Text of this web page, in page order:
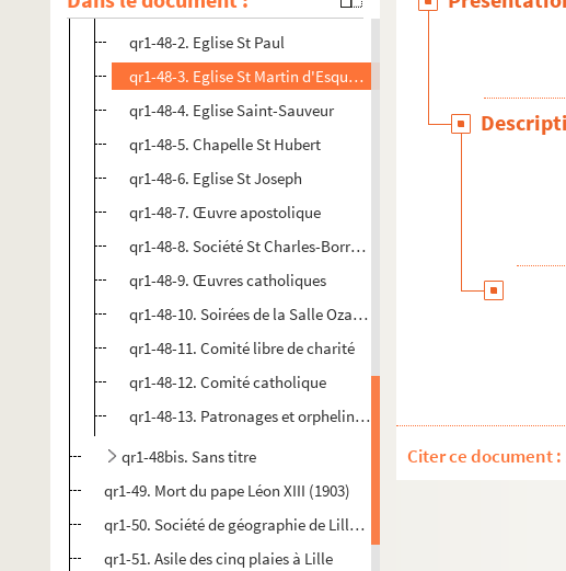
qr1-48-1. Eglise St Pierre
qr1-48-2. Eglise St Paul
qr1-48-3. Eglise St Martin d'Esquermes
qr1-48-4. Eglise Saint-Sauveur
qr1-48-5. Chapelle St Hubert
qr1-48-6. Eglise St Joseph
qr1-48-7. Œuvre apostolique
qr1-48-8. Société St Charles-Borromée
qr1-48-9. Œuvres catholiques
qr1-48-10. Soirées de la Salle Ozanam cercles d'ouvriers
qr1-48-11. Comité libre de charité
qr1-48-12. Comité catholique
qr1-48-13. Patronages et orphelinats
qr1-48bis. Sans titre
qr1-49. Mort du pape Léon XIII (1903)
qr1-50. Société de géographie de Lille (1906)
qr1-51. Asile des cinq plaies à Lille
Citer ce document :